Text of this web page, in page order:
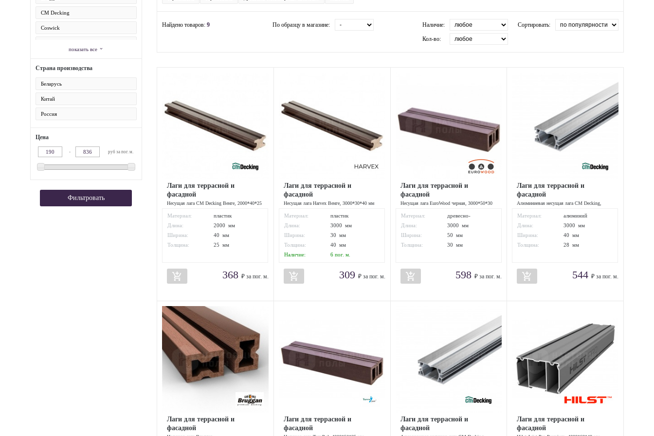
CM Decking
Coswick
EuroWood
Harvex
показать все expand_more
Страна производства
Беларусь
Китай
Россия
Цена
- руб за пог. м.
Фильтровать
Найдено товаров: 9 По образцу в магазине: Наличие:
Кол-во:
Сортировать:
Лаги для террасной и
фасадной
Несущая лага CM Decking Венге, 2000*40*25
Материал:
пластик
Длина:
2000 мм
Ширина:
40 мм
Толщина:
25 мм
add_shopping_cart 368 ₽ за пог. м.
Лаги для террасной и
фасадной
Несущая лага Harvex Венге, 3000*30*40 мм
Материал:
пластик
Длина:
3000 мм
Ширина:
30 мм
Толщина:
40 мм
Наличие:
6 пог. м.
add_shopping_cart 309 ₽ за пог. м.
Лаги для террасной и
фасадной
Несущая лага EuroWood черная, 3000*50*30
Материал:
древесно-
полимерный
композит
Длина:
3000 мм
Ширина:
50 мм
Толщина:
30 мм
add_shopping_cart 598₽ за пог. м.
Лаги для террасной и
фасадной
Алюминиевая несущая лага CM Decking,
Материал:
алюминий
Длина:
3000 мм
Ширина:
40 мм
Толщина:
28 мм
add_shopping_cart 544 ₽ за пог. м.
Лаги для террасной и
фасадной
Лаги для террасной и
фасадной
Лаги для террасной и
фасадной
Лаги для террасной и
фасадной